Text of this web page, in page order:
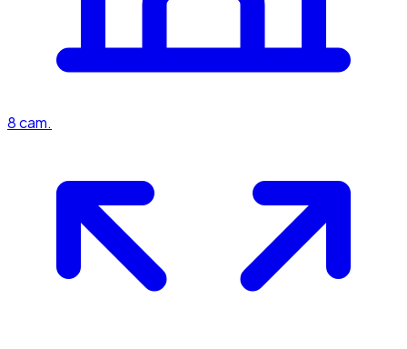
8cam.